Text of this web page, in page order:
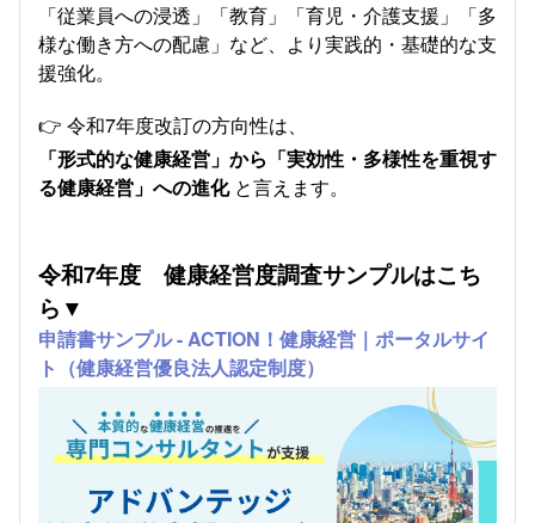
「従業員への浸透」「教育」「育児・介護支援」「多
様な働き方への配慮」など、より実践的・基礎的な支
援強化。
👉 令和7年度改訂の方向性は、
「形式的な健康経営」から「実効性・多様性を重視す
る健康経営」への進化と言えます。
令和7年度 健康経営度調査サンプルはこち
ら▼
申請書サンプル - ACTION！健康経営｜ポータルサイ
ト（健康経営優良法人認定制度）